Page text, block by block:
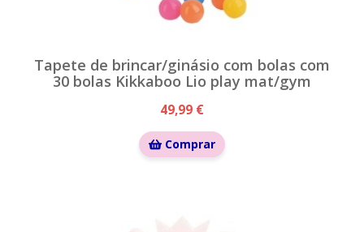
Tapete de brincar/ginásio com bolas com
30 bolas Kikkaboo Lio play mat/gym
49,99 €
Comprar